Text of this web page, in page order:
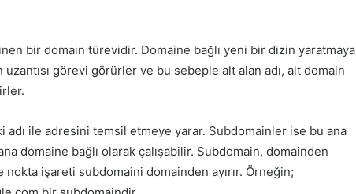
bir domain türevidir. Domaine bağlı yeni bir dizin yaratmaya
görevi görürler ve bu sebeple alt alan adı, alt domain
ile adresini temsil etmeye yarar. Subdomainler ise bu ana
domaine bağlı olarak çalışabilir. Subdomain, domainden
işareti subdomaini domainden ayırır. Örneğin;